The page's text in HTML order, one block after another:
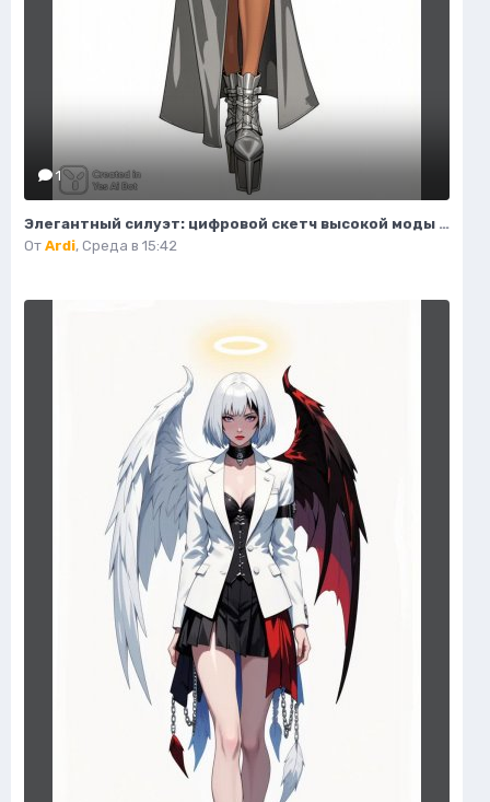
1
Элегантный силуэт: цифровой скетч высокой моды в студийном исполнении. Изображение из нейросети Flux 1
От Ardi, Среда в 15:42